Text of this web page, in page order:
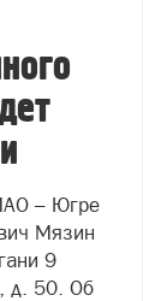
– Югре
Мязин
9
д. 50. Об